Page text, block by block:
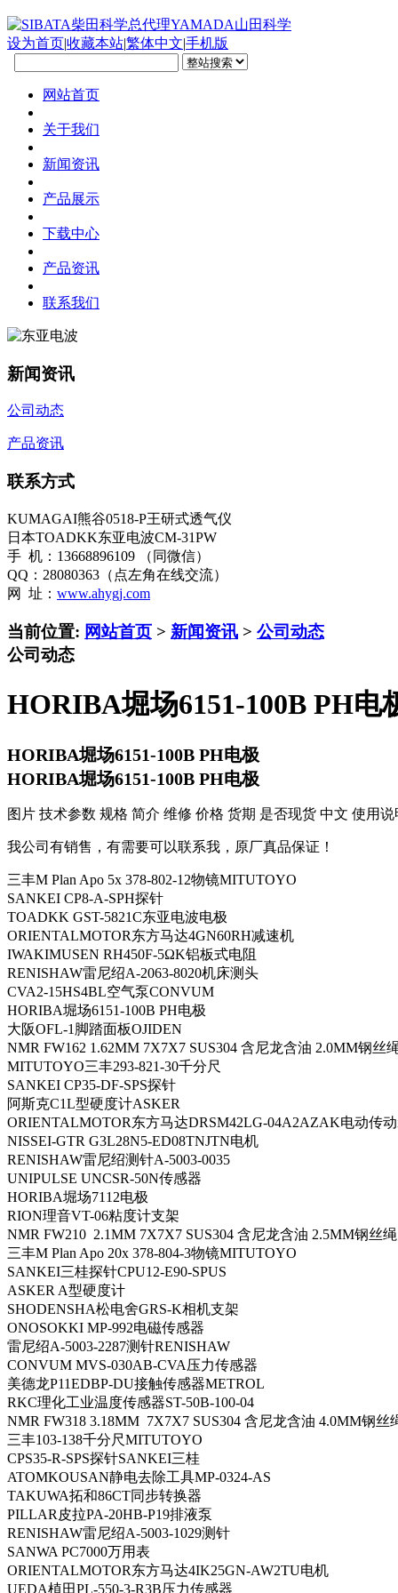
设为首页|收藏本站|繁体中文|手机版
网站首页
关于我们
新闻资讯
产品展示
下载中心
产品资讯
联系我们
新闻资讯
公司动态
产品资讯
联系方式
KUMAGAI熊谷0518-P王研式透气仪
日本TOADKK东亚电波CM-31PW
手 机：13668896109 （同微信）
QQ：28080363（点左角在线交流）
网 址： www.ahygj.com
当前位置: 网站首页 > 新闻资讯 > 公司动态
公司动态
HORIBA堀场6151-100B PH电
HORIBA堀场6151-100B PH电极
HORIBA堀场6151-100B PH电极
图片 技术参数 规格 简介 维修 价格 货期 是否现货 中文 使用
我公司有销售，有需要可以联系我，原厂真品保证！
三丰M Plan Apo 5x 378-802-12物镜MITUTOYO
SANKEI CP8-A-SPH探针
TOADKK GST-5821C东亚电波电极
ORIENTALMOTOR东方马达4GN60RH减速机
IWAKIMUSEN RH450F-5ΩK铝板式电阻
RENISHAW雷尼绍A-2063-8020机床测头
CVA2-15HS4BL空气泵CONVUM
HORIBA堀场6151-100B PH电极
大阪OFL-1脚踏面板OJIDEN
NMR FW162 1.62MM 7X7X7 SUS304 含尼龙含油 2.0MM钢丝
MITUTOYO三丰293-821-30千分尺
SANKEI CP35-DF-SPS探针
阿斯克C1L型硬度计ASKER
ORIENTALMOTOR东方马达DRSM42LG-04A2AZAK电动传
NISSEI-GTR G3L28N5-ED08TNJTN电机
RENISHAW雷尼绍测针A-5003-0035
UNIPULSE UNCSR-50N传感器
HORIBA堀场7112电极
RION理音VT-06粘度计支架
NMR FW210 2.1MM 7X7X7 SUS304 含尼龙含油 2.5MM钢丝绳
三丰M Plan Apo 20x 378-804-3物镜MITUTOYO
SANKEI三桂探针CPU12-E90-SPUS
ASKER A型硬度计
SHODENSHA松电舍GRS-K相机支架
ONOSOKKI MP-992电磁传感器
雷尼绍A-5003-2287测针RENISHAW
CONVUM MVS-030AB-CVA压力传感器
美德龙P11EDBP-DU接触传感器METROL
RKC理化工业温度传感器ST-50B-100-04
NMR FW318 3.18MM 7X7X7 SUS304 含尼龙含油 4.0MM钢丝
三丰103-138千分尺MITUTOYO
CPS35-R-SPS探针SANKEI三桂
ATOMKOUSAN静电去除工具MP-0324-AS
TAKUWA拓和86CT同步转换器
PILLAR皮拉PA-20HB-P19排液泵
RENISHAW雷尼绍A-5003-1029测针
SANWA PC7000万用表
ORIENTALMOTOR东方马达4IK25GN-AW2TU电机
UEDA植田PL-550-3-R3B压力传感器